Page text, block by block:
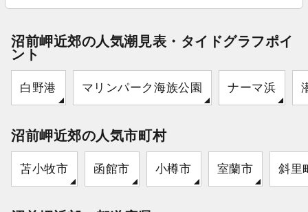
沼前岬近郊の人気潮見表・タイドグラフポイ
ント
白野港 マリンパーク海族公園 ナーマ浜
沼前岬近郊の人気市町村
苫小牧市 函館市 小樽市 室蘭市 斜里